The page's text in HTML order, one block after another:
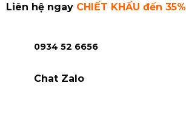
Liên hệ ngay CHIẾT KHẤU đến 35%
0934 52 6656
Chat Zalo